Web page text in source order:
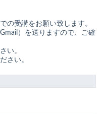
の受講をお願い致します。
）を送りますので、ご確
い。
さい。